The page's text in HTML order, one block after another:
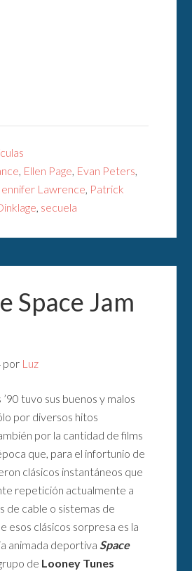
, Ellen Page, Evan Peters,
Lawrence, Patrick
, secuela
Space Jam
por Luz
tuvo sus buenos y malos
por diversos hitos
por la cantidad de films
que, para el infortunio de
clásicos instantáneos que
repetición actualmente a
de cable o sistemas de
esos clásicos sorpresa es la
animada deportivaSpace
de Looney Tunes